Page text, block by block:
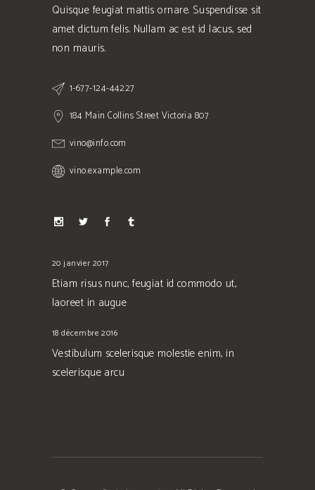
Quisque feugiat mattis ornare. Suspendisse sit
amet dictum felis. Nullam ac est id lacus, sed
non mauris.
1-677-124-44227
184 Main Collins Street Victoria 807
vino@info.com
vino.example.com
20 janvier 2017
Etiam risus nunc, feugiat id commodo ut,
laoreet in augue
18 décembre 2016
Vestibulum scelerisque molestie enim, in
scelerisque arcu